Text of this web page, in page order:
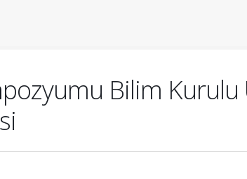
Bilim Kurulu